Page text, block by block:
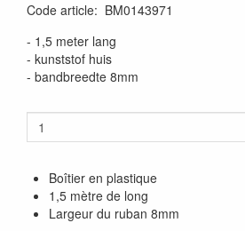
Code article: BM0143971
- 1,5 meter lang
- kunststof huis
- bandbreedte 8mm
Boîtier en plastique
1,5 mètre de long
Largeur du ruban 8mm